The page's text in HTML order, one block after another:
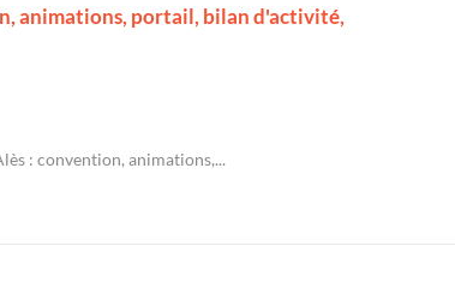
animations, portail, bilan d'activité,
: convention, animations,...